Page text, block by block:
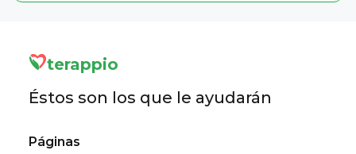
terappio
Éstos son los que le ayudarán
Páginas